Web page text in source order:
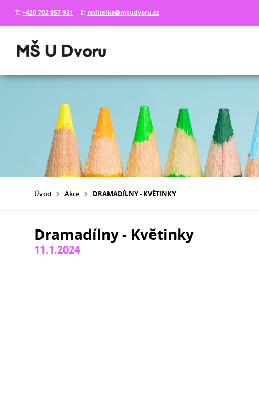
T:+420 702 057 931 E: reditelka@msudvoru.cz
Úvod Akce DRAMADÍLNY - KVĚTINKY
Dramadílny - Květinky
11.1.2024